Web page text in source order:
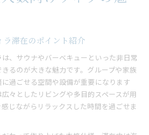
ラ滞在のポイント紹介
、サウナやバーベキューといった非日常
るのが大きな魅力です。グループや家族
過ごせる空間や設備が重要になります
々としたリビングや多目的スペースが用
じながらリラックスした時間を過ごせま